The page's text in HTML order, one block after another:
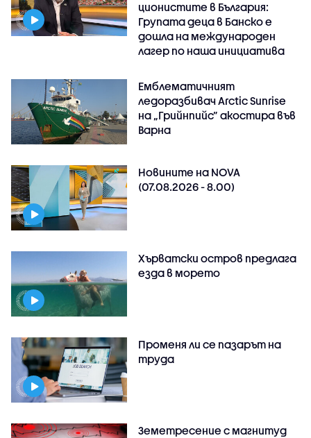
ционистите в България:
Групата деца в Банско е
дошла на международен
лагер по наша инициатива
Емблематичният
ледоразбивач Arctic Sunrise
на „Грийнпийс” акостира във
Варна
Новините на NOVA
(07.08.2026 - 8.00)
Хърватски остров предлага
езда в морето
Променя ли се пазарът на
труда
Земетресение с магнитуд